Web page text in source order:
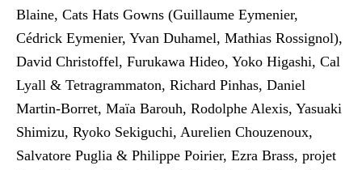
Blaine, Cats Hats Gowns (Guillaume Eymenier,
Cédrick Eymenier, Yvan Duhamel, Mathias Rossignol),
David Christoffel, Furukawa Hideo, Yoko Higashi, Cal
Lyall & Tetragrammaton, Richard Pinhas, Daniel
Martin-Borret, Maïa Barouh, Rodolphe Alexis, Yasuaki
Shimizu, Ryoko Sekiguchi, Aurelien Chouzenoux,
Salvatore Puglia & Philippe Poirier, Ezra Brass, projet